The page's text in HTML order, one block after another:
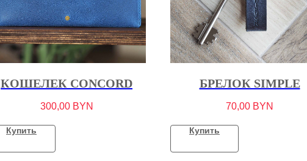
КОШЕЛЕК CONCORD
300,00 BYN
Купить
БРЕЛОК SIMPLE
70,00 BYN
Купить